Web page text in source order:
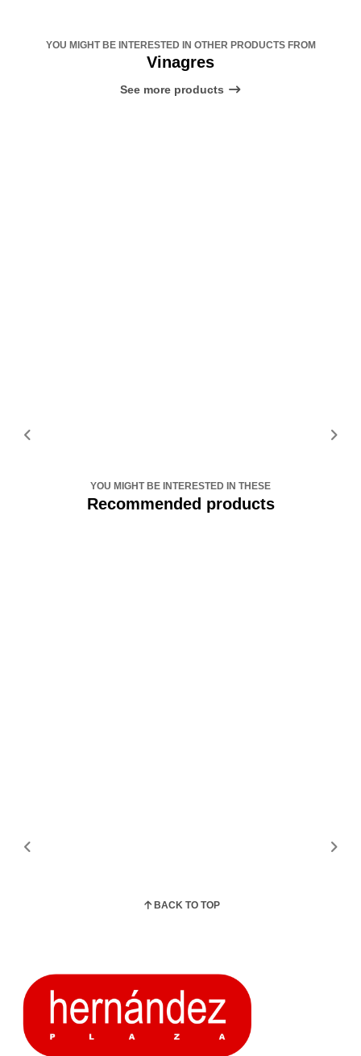
YOU MIGHT BE INTERESTED IN OTHER PRODUCTS FROM
Vinagres
See more products
YOU MIGHT BE INTERESTED IN THESE
Recommended products
BACK TO TOP